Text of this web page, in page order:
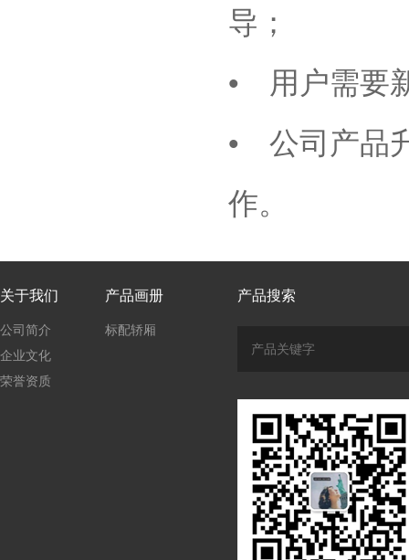
导；
• 用户需要
• 公司产品
作。
关于我们
公司简介
企业文化
荣誉资质
产品画册
标配轿厢
产品搜索